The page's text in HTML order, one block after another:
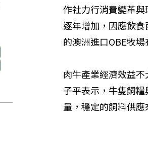
作社力行消費變革
逐年增加，因應飲
的澳洲進口OBE牧
肉牛產業經濟效益
子平表示，牛隻飼
量，穩定的飼料供